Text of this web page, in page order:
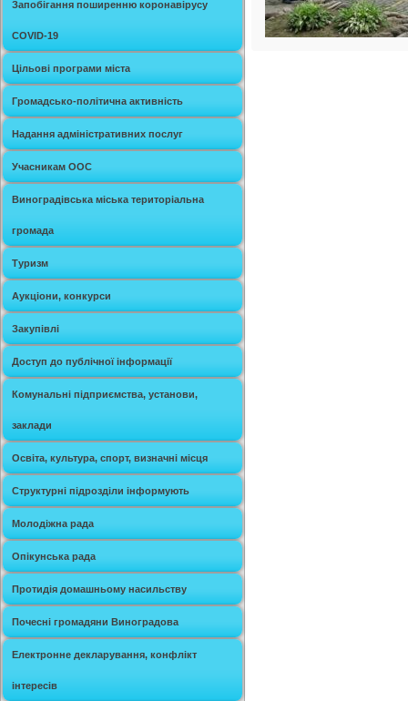
Запобігання поширенню коронавірусу
COVID-19
Цільові програми міста
Громадсько-політична активність
Надання адміністративних послуг
Учасникам ООС
Виноградівська міська територіальна
громада
Туризм
Аукціони, конкурси
Закупівлі
Доступ до публічної інформації
Комунальні підприємства, установи,
заклади
Освіта, культура, спорт, визначні місця
Структурні підрозділи інформують
Молодіжна рада
Опікунська рада
Протидія домашньому насильству
Почесні громадяни Виноградова
Електронне декларування, конфлікт
інтересів